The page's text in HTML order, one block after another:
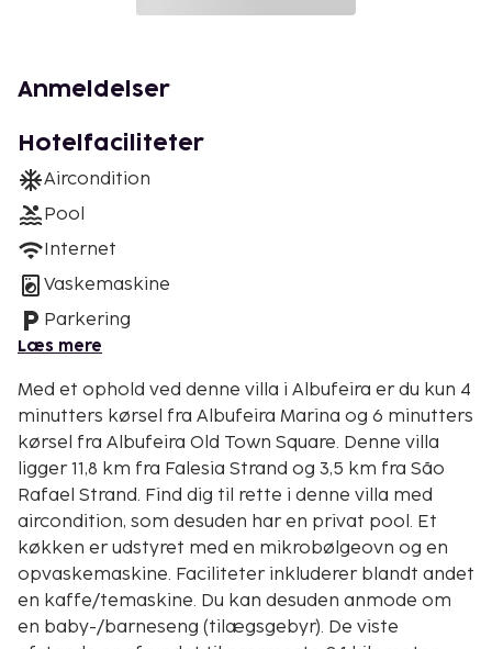
Anmeldelser
Hotelfaciliteter
Aircondition
Pool
Internet
Vaskemaskine
Parkering
Læs mere
Med et ophold ved denne villa i Albufeira er du kun 4
minutters kørsel fra Albufeira Marina og 6 minutters
kørsel fra Albufeira Old Town Square. Denne villa
ligger 11,8 km fra Falesia Strand og 3,5 km fra São
Rafael Strand. Find dig til rette i denne villa med
aircondition, som desuden har en privat pool. Et
køkken er udstyret med en mikrobølgeovn og en
opvaskemaskine. Faciliteter inkluderer blandt andet
en kaffe/temaskine. Du kan desuden anmode om
en baby-/barneseng (tilægsgebyr). De viste